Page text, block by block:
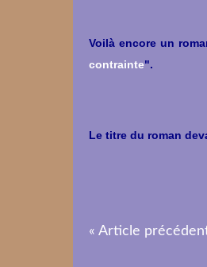
Voilà encore un
contrainte".
Le titre du roman
« Article